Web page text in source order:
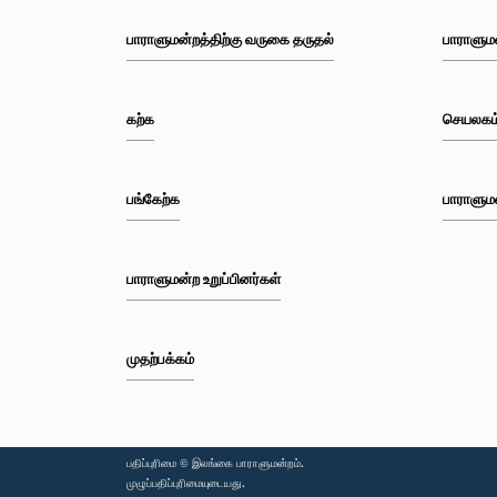
பாராளுமன்றத்திற்கு வருகை தருதல்
கற்க
பங்கேற்க
பாராளுமன்ற உறுப்பினர்கள்
முதற்பக்கம்
பதிப்புரிமை © இலங்கை பாராளுமன்றம்.
முழுப்பதிப்புரிமையுடையது.